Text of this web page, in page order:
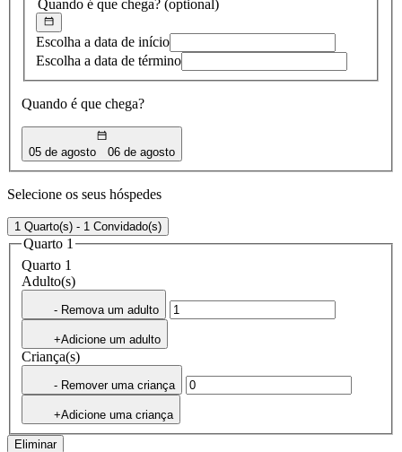
Quando é que chega? (optional)
Escolha a data de início
Escolha a data de término
Quando é que chega?
05 de agosto 06 de agosto
Selecione os seus hóspedes
1 Quarto(s) - 1 Convidado(s)
Quarto 1
Quarto 1
Adulto(s)
- Remova um adulto
+Adicione um adulto
Criança(s)
- Remover uma criança
+Adicione uma criança
Eliminar